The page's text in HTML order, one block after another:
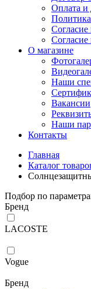
Оплата и
О магазине
Наши
Вакансии
Наши
Контакты
Главная
Каталог
Подбор по
Бренд
LACOSTE
Vogue
Бренд